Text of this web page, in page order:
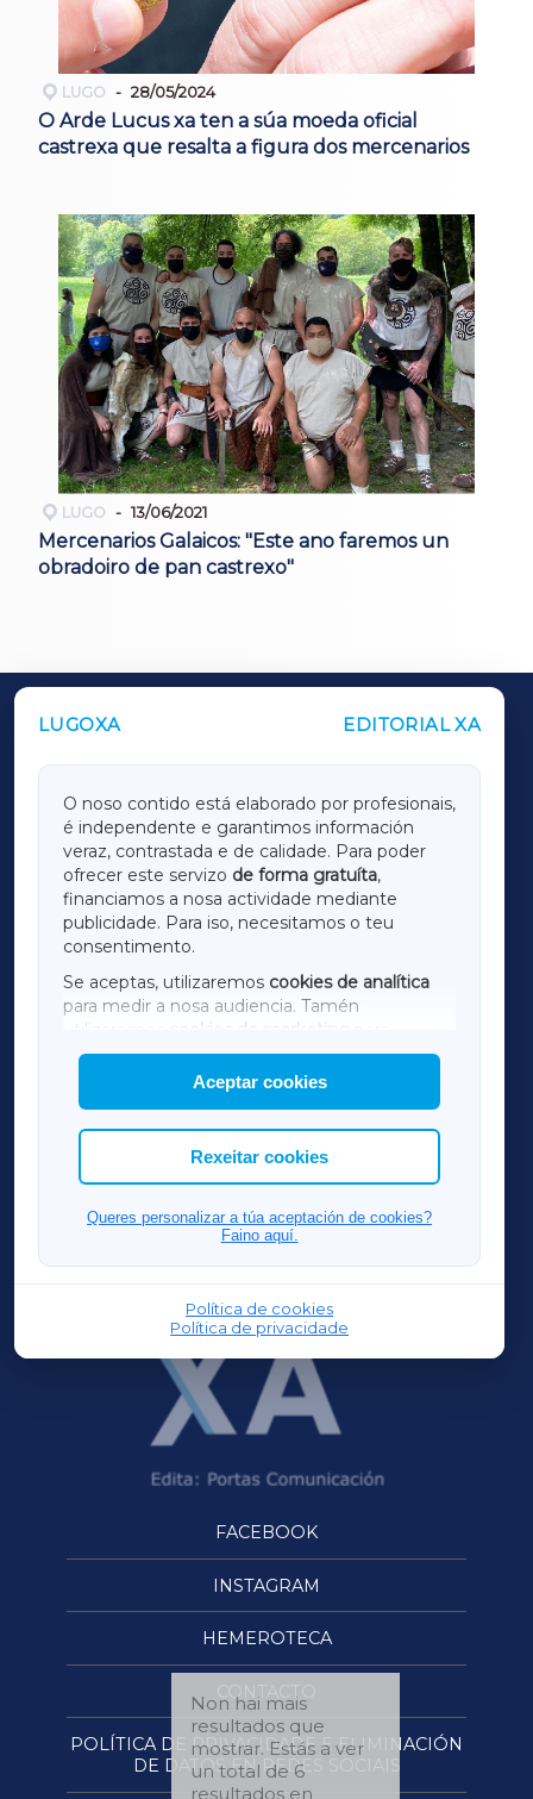
LUGO 28/05/2024
O Arde Lucus xa ten a súa moeda oficial
castrexa que resalta a figura dos mercenarios
LUGO 13/06/2021
Mercenarios Galaicos: "Este ano faremos un
obradoiro de pan castrexo"
Non hai mais
resultados que
mostrar. Estás a ver
un total de 6
resultados en
LUGOXA EDITORIAL XA
O noso contido está elaborado por profesionais,
é independente e garantimos información
veraz, contrastada e de calidade. Para poder
ofrecer este servizo de forma gratuíta,
financiamos a nosa actividade mediante
publicidade. Para iso, necesitamos o teu
consentimento.
Se aceptas, utilizaremos cookies de analítica
para medir a nosa audiencia. Tamén
utilizaremos
cookies de marketing
mostrar publicidade de terceiros.
Así mesmo, podes personalizar a elección das
cookies que desexas permitir.
Aceptar cookies
Rexeitar cookies
Queres personalizar a túa aceptación de cookies?
Faino aquí.
Política de cookies
Política de privacidade
OUTROS PERIÓDICOS
LUGOXA
TERRACHAXA
AMARIÑAXA
RIBEIRASACRAXA
ACORUÑAXA
FERROLXA
OURENSEXA
FACEBOOK
INSTAGRAM
HEMEROTECA
CONTACTO
POLÍTICA DE PRIVACIDADE E ELIMINACIÓN
DE DATOS EN REDES SOCIAIS